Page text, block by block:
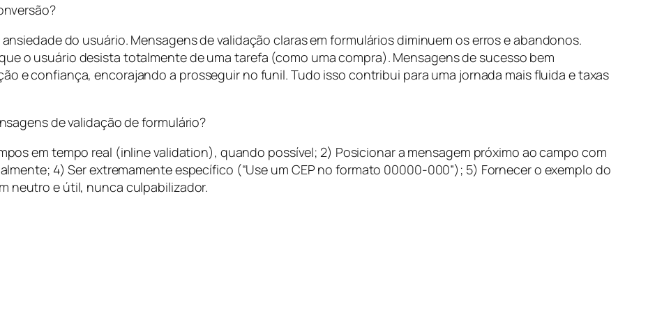
do usuário. Mensagens de validação claras em formulários diminuem os erros e abandonos.
o usuário desista totalmente de uma tarefa (como uma compra). Mensagens de sucesso bem
e confiança, encorajando a prosseguir no funil. Tudo isso contribui para uma jornada mais fluida e taxas
de validação de formulário?
em tempo real (inline validation), quando possível; 2) Posicionar a mensagem próximo ao campo com
4) Ser extremamente específico (“Use um CEP no formato 00000-000”); 5) Fornecer o exemplo do
neutro e útil, nunca culpabilizador.